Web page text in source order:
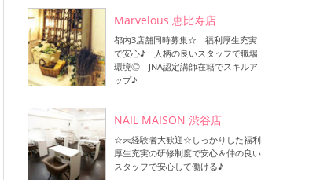
Marvelous 恵比寿店
都内3店舗同時募集☆ 福利厚生充実
で安心♪ 人柄の良いスタッフで職場
環境◎ JNA認定講師在籍でスキルア
ップ♪
NAIL MAISON 渋谷店
☆未経験者大歓迎☆しっかりした福利
厚生充実の研修制度で安心＆仲の良い
スタッフで安心して働ける♪